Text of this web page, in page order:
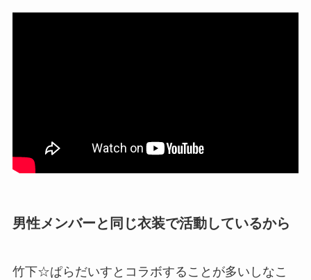
男性メンバーと同じ衣装で活動しているから
竹下☆ぱらだいすとコラボすることが多いしなこ